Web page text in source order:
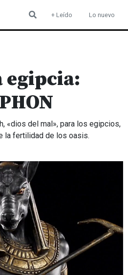
+ Leído Lo nuevo
«dios del mal», para los egipcios,
la fertilidad de los oasis.